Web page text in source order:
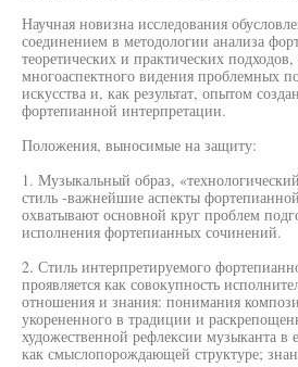
Научная новизна исследования
соединением в методологии анализа
теоретических и практических
многоаспектного видения проблемных
искусства и, как результат, опытом
фортепианной интерпретации.
Положения, выносимые на защиту:
1. Музыкальный образ,
стиль -важнейшие аспекты
охватывают основной круг проблем
исполнения фортепианных сочинений.
2. Стиль интерпретируемого
проявляется как совокупность
отношения и знания: понимания
укорененного в традиции и
художественной рефлексии музыканта в
как смыслопорождающей структуре;